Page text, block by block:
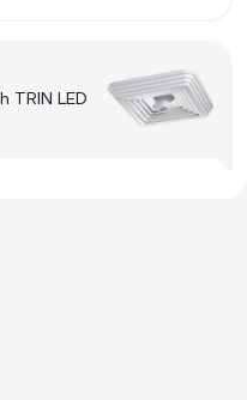
TRIN LED
ДУ 52Вт,